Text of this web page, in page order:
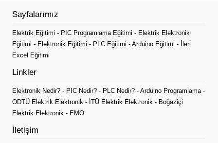
Sayfalarımız
Elektrik Eğitimi - PIC Programlama Eğitimi - Elektrik Elektronik
Eğitimi - Elektronik Eğitimi - PLC Eğitimi - Arduino Eğitimi -
İleri
Excel Eğitimi
Linkler
Elektronik Nedir? - PIC Nedir? - PLC Nedir? - Arduino Programlama-
ODTÜ Elektrik Elektronik - İTÜ Elektrik Elektronik - Boğaziçi
Elektrik Elektronik - EMO
İletişim